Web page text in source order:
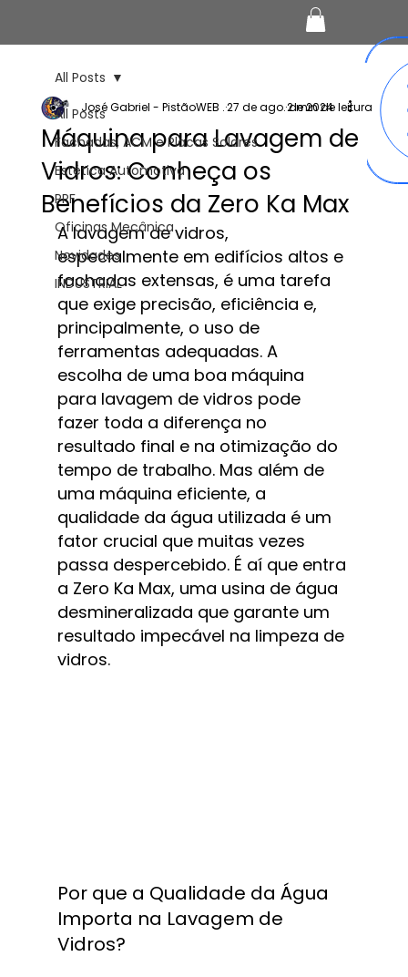
All Posts
Fachadas, ACM e Placas Solares
Estética Automotiva
PPF
Oficinas Mecânica
Novidades
INDUSTRIAL
All Posts
Máquina para Lavagem de
Vidros: Conheça os
Benefícios da Zero Ka Max
José Gabriel - PistãoWEB .27 de ago. de 2024
2 min de leitura
A lavagem de vidros,
especialmente em edifícios altos e
fachadas extensas, é uma tarefa
que exige precisão, eficiência e,
principalmente, o uso de
ferramentas adequadas. A
escolha de uma boa máquina
para lavagem de vidros pode
fazer toda a diferença no
resultado final e na otimização do
tempo de trabalho. Mas além de
uma máquina eficiente, a
qualidade da água utilizada é um
fator crucial que muitas vezes
passa despercebido. É aí que entra
a Zero Ka Max, uma usina de água
desmineralizada que garante um
resultado impecável na limpeza de
vidros.
Por que a Qualidade da Água
Importa na Lavagem de
Vidros?